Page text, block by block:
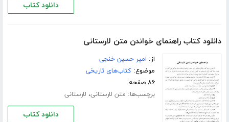
دانلود کتاب
دانلود کتاب راهنمای خواندن متن لارستانی
از: امیر حسین خنجی
موضوع:کتاب‌های تاریخی
۸۶ صفحه
برچسب‌ها: متن لارستانی، لارستانی
دانلود کتاب